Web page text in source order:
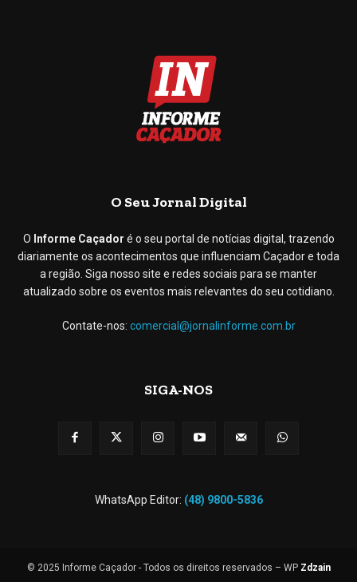
O Seu Jornal Digital
O Informe Caçador é o seu portal de notícias digital, trazendo
diariamente os acontecimentos que influenciam Caçador e toda
a região. Siga nosso site e redes sociais para se manter
atualizado sobre os eventos mais relevantes do seu cotidiano.
Contate-nos: comercial@jornalinforme.com.br
SIGA-NOS
WhatsApp Editor: (48) 9800-5836
© 2025 Informe Caçador - Todos os direitos reservados – WP Zdzain